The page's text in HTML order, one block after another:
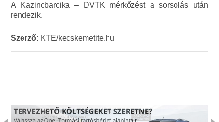
A Kazincbarcika – DVTK mérkőzést a sorsolás után
rendezik.
Szerző: KTE/kecskemetite.hu